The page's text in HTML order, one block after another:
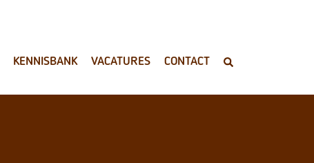
KENNISBANK VACATURES CONTACT